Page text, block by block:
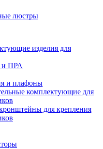
люстры
изделия для
и ПРА
и плафоны
комплектующие для
для крепления